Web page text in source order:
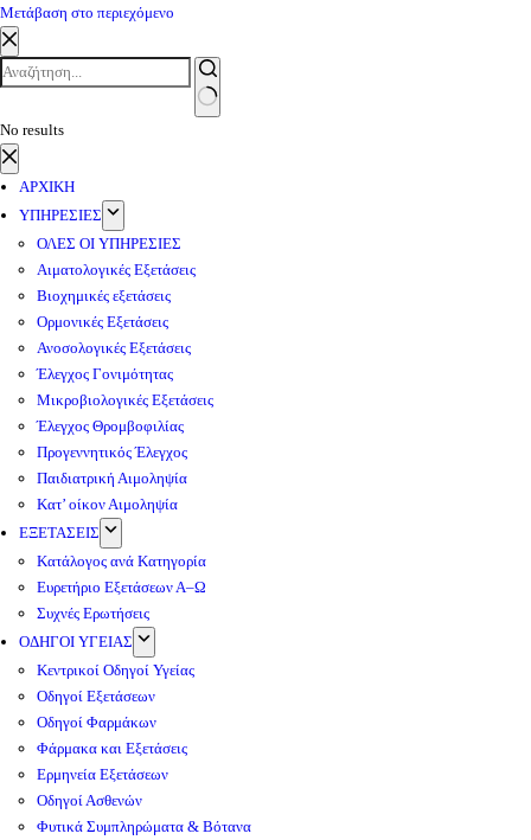
Μετάβαση στο περιεχόμενο
No results
ΑΡΧΙΚΗ
ΥΠΗΡΕΣΙΕΣ
ΟΛΕΣ ΟΙ ΥΠΗΡΕΣΙΕΣ
Αιματολογικές Εξετάσεις
Βιοχημικές εξετάσεις
Ορμονικές Εξετάσεις
Ανοσολογικές Εξετάσεις
Έλεγχος Γονιμότητας
Μικροβιολογικές Εξετάσεις
Έλεγχος Θρομβοφιλίας
Προγεννητικός Έλεγχος
Παιδιατρική Αιμοληψία
Κατ’ οίκον Αιμοληψία
ΕΞΕΤΑΣΕΙΣ
Κατάλογος ανά Κατηγορία
Ευρετήριο Εξετάσεων Α–Ω
Συχνές Ερωτήσεις
ΟΔΗΓΟΙ ΥΓΕΙΑΣ
Κεντρικοί Οδηγοί Υγείας
Οδηγοί Εξετάσεων
Οδηγοί Φαρμάκων
Φάρμακα και Εξετάσεις
Ερμηνεία Εξετάσεων
Οδηγοί Ασθενών
Φυτικά Συμπληρώματα & Βότανα